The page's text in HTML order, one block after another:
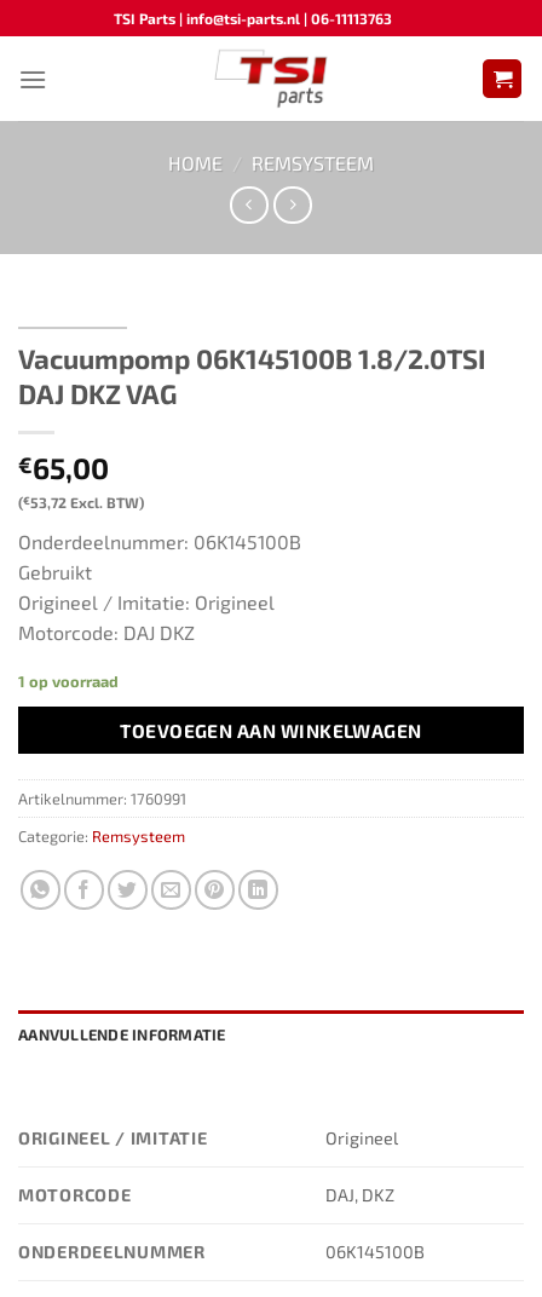
naar
inhoud
TSI Parts | info@tsi-parts.nl | 06-11113763
HOME / REMSYSTEEM
Vacuumpomp 06K145100B 1.8/2.0TSI
DAJ DKZ VAG
€65,00
(€53,72 Excl. BTW)
Onderdeelnummer: 06K145100B
Gebruikt
Origineel / Imitatie: Origineel
Motorcode: DAJ DKZ
1 op voorraad
TOEVOEGEN AAN WINKELWAGEN
Artikelnummer: 1760991
Categorie: Remsysteem
AANVULLENDE INFORMATIE
ORIGINEEL / IMITATIE Origineel
MOTORCODE DAJ, DKZ
ONDERDEELNUMMER 06K145100B